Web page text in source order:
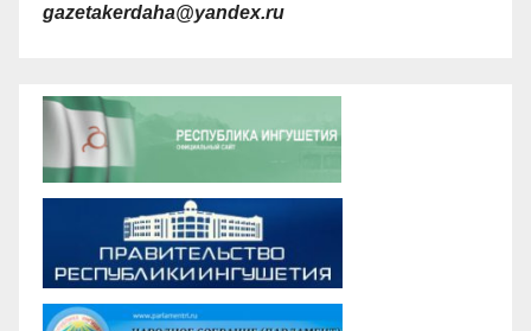
gazetakerdaha@yandex.ru